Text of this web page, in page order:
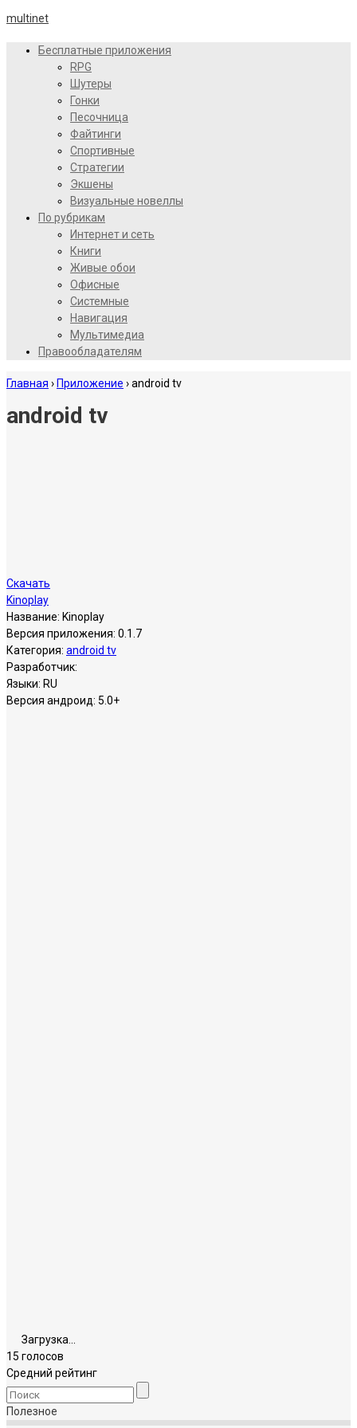
multinet
Бесплатные приложения
RPG
Шутеры
Гонки
Песочница
Файтинги
Спортивные
Стратегии
Экшены
Визуальные новеллы
По рубрикам
Интернет и сеть
Книги
Живые обои
Офисные
Системные
Навигация
Мультимедиа
Правообладателям
Главная › Приложение ›android tv
android tv
Скачать
Kinoplay
Название: Kinoplay
Версия приложения: 0.1.7
Категория: android tv
Разработчик:
Языки: RU
Версия андроид: 5.0+
Загрузка...
15 голосов
Средний рейтинг
Полезное